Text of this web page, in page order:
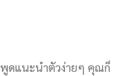
พูดแนะนำตัวง่ายๆ คุณก็